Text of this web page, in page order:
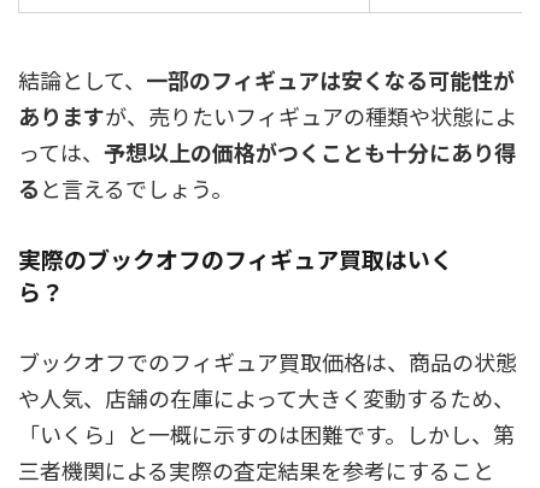
結論として、 一部のフィギュアは安くなる可能性が
ありますが、 売りたいフィギュアの種類や状態によ
っては、 予想以上の価格がつくことも十分にあり得
ると言えるでしょう。
実際のブックオフのフィギュア買取はいく
ら？
ブックオフでのフィギュア買取価格は、商品の状態
や人気、店舗の在庫によって大きく変動するため、
「いくら」と一概に示すのは困難です。しかし、第
三者機関による実際の査定結果を参考にすること